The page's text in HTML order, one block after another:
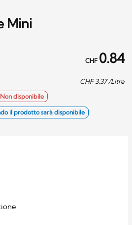
Mini
CHF 0.84
CHF3.37/Litre
Non disponibile
il prodotto sarà disponibile